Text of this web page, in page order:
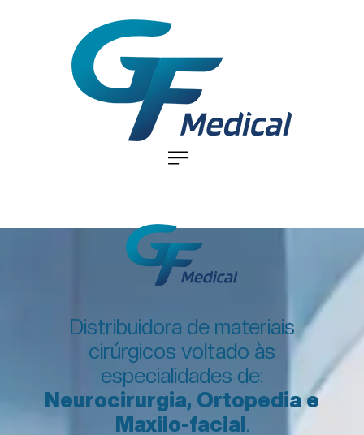
Distribuidora de materiais
cirúrgicos voltado às
especialidades de:
Neurocirurgia, Ortopedia e
Maxilo-facial.